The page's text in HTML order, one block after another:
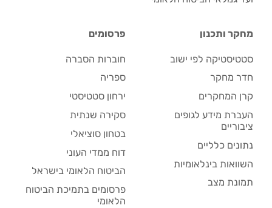
מחקר ותכנון
סטטיסטיקה לפי ישוב
חדר מחקר
קרן המחקרים
העברת מידע לגופים
ציבוריים
נתונים כלליים
השוואות בינלאומיות
תמונת מצב
פרסומים
חוברות הסברה
ספריה
ירחון סטטיסטי
סקירה שנתית
בטחון סוציאלי
דוח ממדי העוני
הביטוח הלאומי בישראל
פרסומים בתמיכת הביטוח
הלאומי